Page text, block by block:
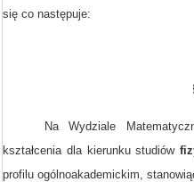
się co następuje:
Na Wydziale
kształcenia dla kierunku studiów
profilu ogólnoakademickim,